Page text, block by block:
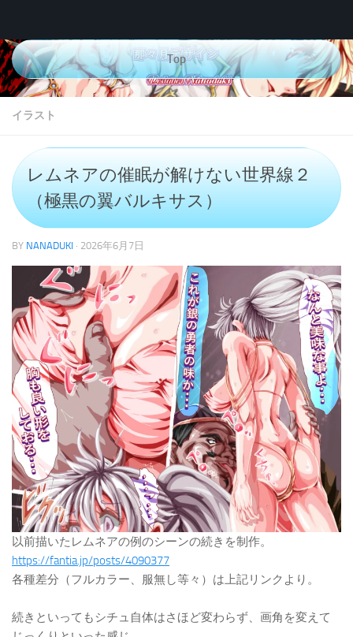
Top
イラスト
レムネアの催眠が解けない世界線２
（極黒の翼バルキサス）
BY NANADUKI · 2026年6月7日
以前描いたレムネアの例のシーンの続きを制作。
https://fantia.jp/posts/4090377
各種差分（フルカラー、服無し等々）は上記リンクより。
続きといってもシチュ自体はさほど変わらず、画角を変えて